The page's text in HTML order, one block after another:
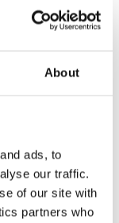
About
ads, to
our traffic.
of our site with
partners who